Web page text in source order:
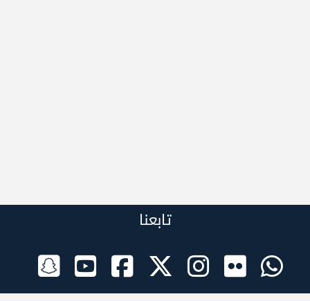
تابعنا